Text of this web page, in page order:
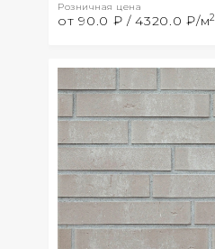
Розничная цена
от 90.0 ₽ / 4320.0 ₽/м2